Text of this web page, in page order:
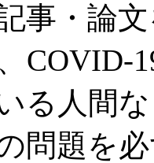
事・論
COVID-
る人間
問題を